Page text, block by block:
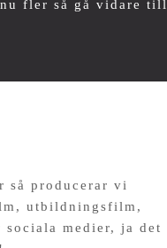
fler så gå vidare till
så producerar vi
utbildningsfilm,
medier, ja det